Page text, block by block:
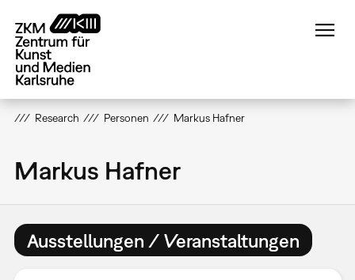
zum
Inhalt
Research Personen Markus Hafner
Markus Hafner
Ausstellungen / Veranstaltungen